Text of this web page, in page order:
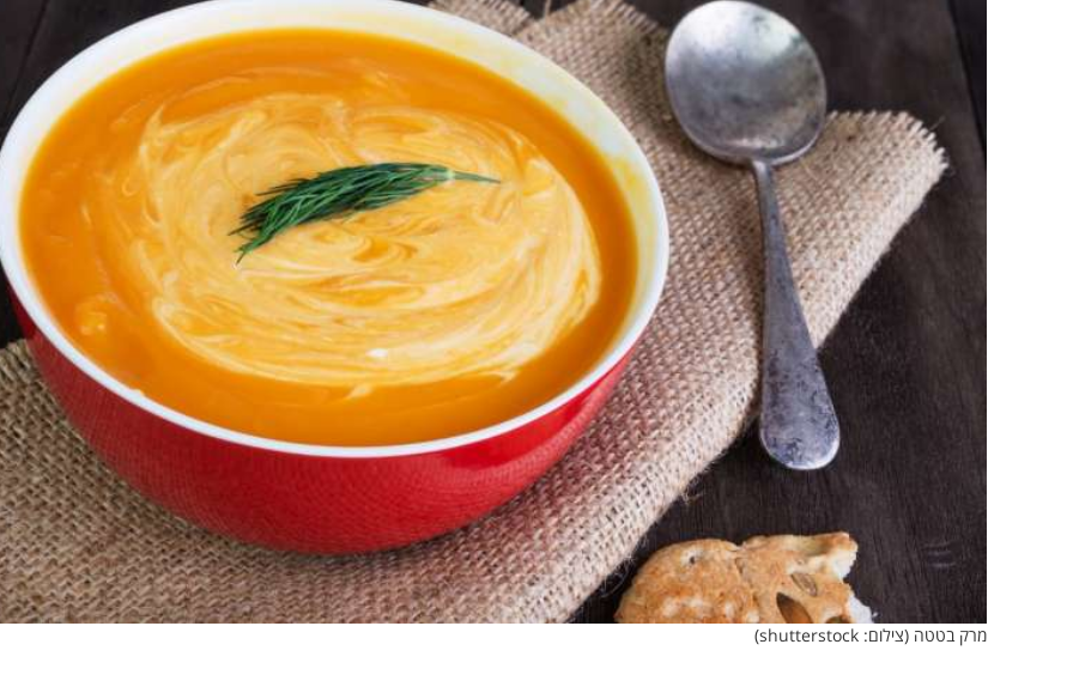
מרק בטטה (צילום: shutterstock)